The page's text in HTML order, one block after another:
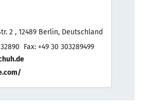
2 , 12489 Berlin, Deutschland
Fax: +49 30 303289499